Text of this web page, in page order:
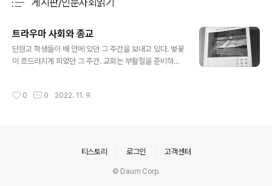
트라우마 사회와 종교
단원고 학생들이 배 안에 있던 그 주간을 보내고 있다. 벚꽃
이 흐드러지게 피었던 그 주간. 교회는 부활절을 준비하며
참사의 참혹함이 어디까지인지 가늠되지 않는다. 사건 자
고 있다. 개인과 주변, 사회적인 치료까지 가능하려면 얼마
나 많은 시간과 돌봄이 필요할까. 종교의 자리를 생각한다.
종교의 쓸모. 그럴듯한 공간을 임대해 사람을 모으고, 더 그
0 0 2022. 11. 9.
티스토리 로그인 고객센터
© Daum Corp.